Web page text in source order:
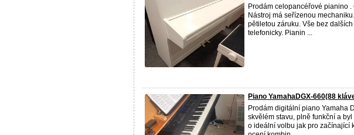
Prodám celopancéřové pianino .
Nástroj má seřízenou
pětiletou záruku. Vše bez
telefonicky. Pianin ...
Piano YamahaDGX-660(88
Prodám digitální piano Yamaha
skvělém stavu, plně funkční a
o ideální volbu jak pro začínající